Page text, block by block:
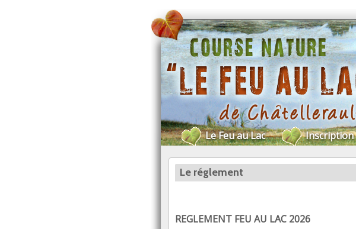
Le Feu au Lac Inscription
Le réglement
REGLEMENT FEU AU LAC 2026